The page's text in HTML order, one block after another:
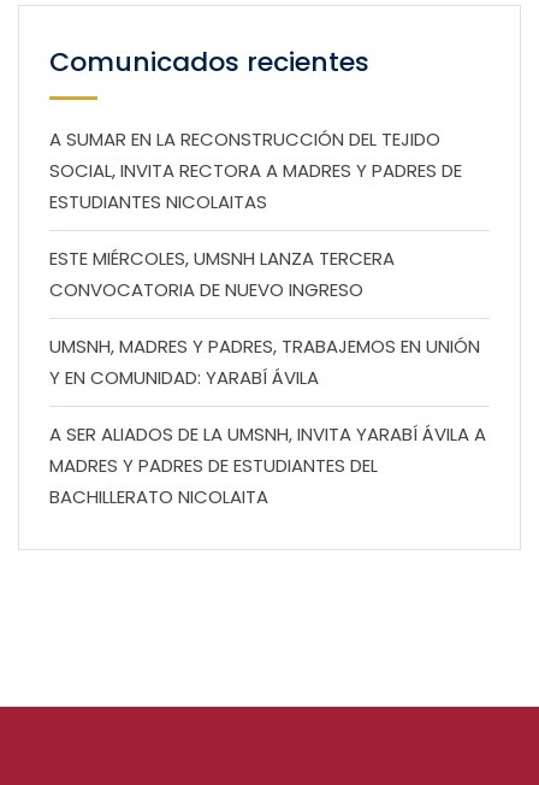
Comunicados recientes
A SUMAR EN LA RECONSTRUCCIÓN DEL TEJIDO
SOCIAL, INVITA RECTORA A MADRES Y PADRES DE
ESTUDIANTES NICOLAITAS
ESTE MIÉRCOLES, UMSNH LANZA TERCERA
CONVOCATORIA DE NUEVO INGRESO
UMSNH, MADRES Y PADRES, TRABAJEMOS EN UNIÓN
Y EN COMUNIDAD: YARABÍ ÁVILA
A SER ALIADOS DE LA UMSNH, INVITA YARABÍ ÁVILA A
MADRES Y PADRES DE ESTUDIANTES DEL
BACHILLERATO NICOLAITA